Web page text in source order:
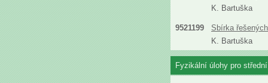
K. Bartuška
9521199
Sbírka
K. Bartuška
Fyzikální úlohy pro